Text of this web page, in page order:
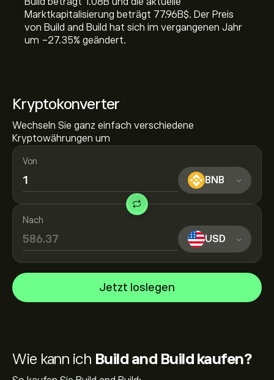
Kryptokonverter
Wechseln Sie ganz einfach verschiedene
Kryptowährungen um
Von
BNB
Nach
USD
Jetzt loslegen
Marktkapitalisierung beträgt 77.96B‎$‎. Der Preis
von Build and Build hat sich im vergangenen Jahr
um ‎-27.35‎% geändert.
Wie kann ich Build and Build kaufen?